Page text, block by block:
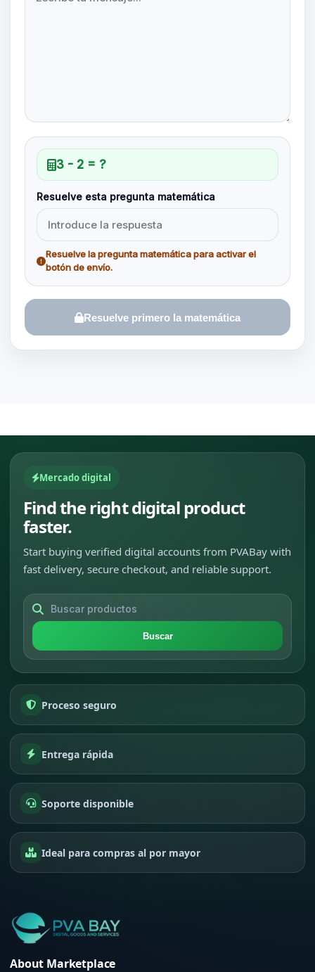
3 - 2 = ?
Resuelve esta pregunta matemática
Resuelve la pregunta matemática para activar el
botón de envío.
Resuelve primero la matemática
Mercado digital
Find the right digital product
faster.
Start buying verified digital accounts from PVABay with
fast delivery, secure checkout, and reliable support.
Buscar
Proceso seguro
Entrega rápida
Soporte disponible
Ideal para compras al por mayor
About Marketplace